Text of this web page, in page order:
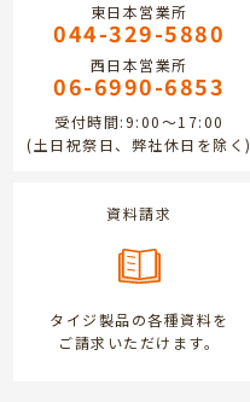
東日本営業所
044-329-5880
西日本営業所
06-6990-6853
受付時間:9:00～17:00
(土日祝祭日、弊社休日を除く)
資料請求
タイジ製品の各種資料を
ご請求いただけます。